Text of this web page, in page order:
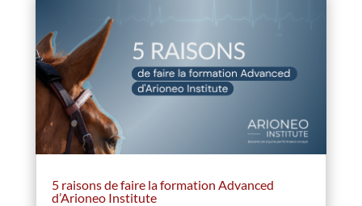
5 raisons de faire la formation Advanced
d’Arioneo Institute